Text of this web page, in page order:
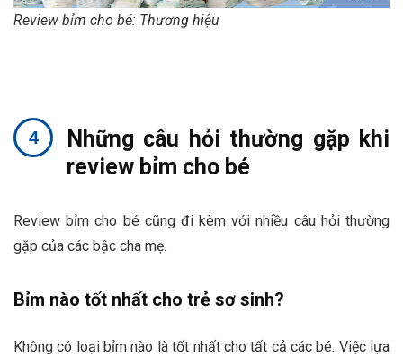
Review bỉm cho bé: Thương hiệu
Những câu hỏi thường gặp khi
review bỉm cho bé
Review bỉm cho bé cũng đi kèm với nhiều câu hỏi thường
gặp của các bậc cha mẹ.
Bỉm nào tốt nhất cho trẻ sơ sinh?
Không có loại bỉm nào là tốt nhất cho tất cả các bé. Việc lựa